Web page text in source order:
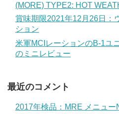
(MORE) TYPE2: HOT
賞味期限2021年12月26日：
ション
米軍MCIレーションのB-1ユ
のミニレビュー
最近のコメント
2017年検品：MRE メニュ